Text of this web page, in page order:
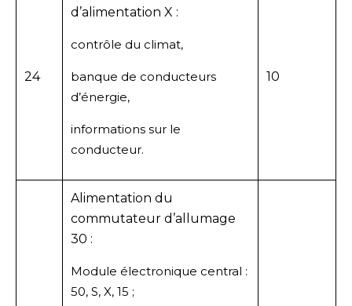
24
d’alimentation X :
contrôle du climat,
banque de conducteurs
d’énergie,
informations sur le
conducteur.
10
Alimentation du
commutateur d’allumage
30 :
Module électronique central :
50, S, X, 15 ;